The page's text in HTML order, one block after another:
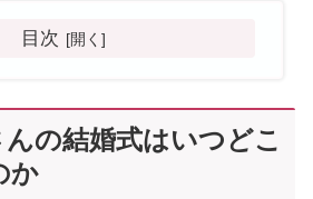
目次
の結婚式はいつどこ
か